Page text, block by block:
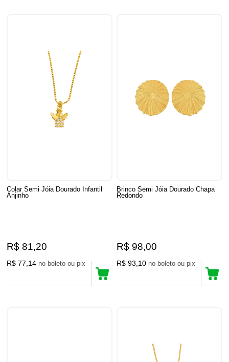
Colar Semi Jóia Dourado Infantil
Anjinho
R$ 81,20
R$ 77,14 no boleto ou pix
Brinco Semi Jóia Dourado Chapa
Redondo
R$ 98,00
R$ 93,10 no boleto ou pix